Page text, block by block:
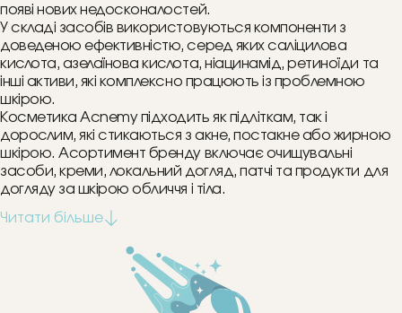
появі нових недосконалостей.
У складі засобів використовуються компоненти з
доведеною ефективністю, серед яких саліцилова
кислота, азелаїнова кислота, ніацинамід, ретиноїди та
інші активи, які комплексно працюють із проблемною
шкірою.
Косметика Acnemy підходить як підліткам, так і
дорослим, які стикаються з акне, постакне або жирною
шкірою. Асортимент бренду включає очищувальні
засоби, креми, локальний догляд, патчі та продукти для
догляду за шкірою обличчя і тіла.